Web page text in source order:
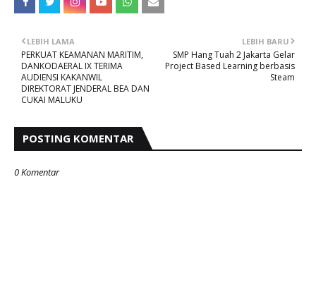
LEBIH BARU
SMP Hang Tuah 2 Jakarta Gelar
Project Based Learning berbasis
Steam
LEBIH LAMA
PERKUAT KEAMANAN MARITIM,
DANKODAERAL IX TERIMA
AUDIENSI KAKANWIL
DIREKTORAT JENDERAL BEA DAN
CUKAI MALUKU
POSTING KOMENTAR
0 Komentar